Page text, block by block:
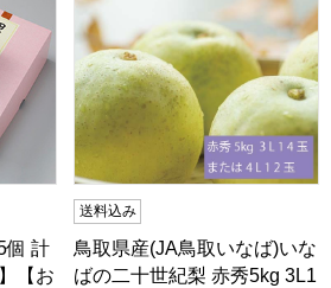
個 計
【お
送料込み
鳥取県産(JA鳥取いなば)いな
ばの二十世紀梨 赤秀5kg 3L1